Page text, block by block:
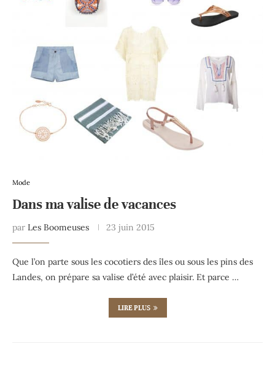
Mode
Dans ma valise de vacances
par Les Boomeuses 23 juin 2015
Que l’on parte sous les cocotiers des îles ou sous les pins des
Landes, on prépare sa valise d’été avec plaisir. Et parce …
LIRE PLUS